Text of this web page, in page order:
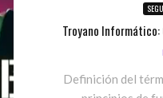
Troyano Informático:
Definición del